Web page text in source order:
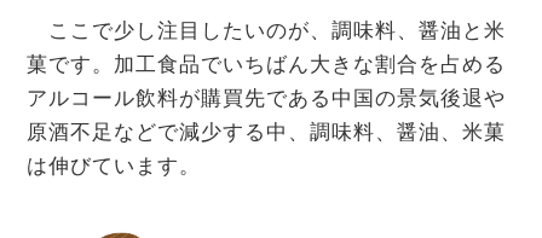
ここで少し注目したいのが、調味料、醤油と米
菓です。加工食品でいちばん大きな割合を占める
アルコール飲料が購買先である中国の景気後退や
原酒不足などで減少する中、調味料、醤油、米菓
は伸びています。